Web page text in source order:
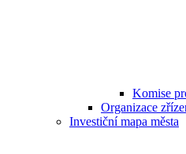
Komise
Organizace
Investiční mapa města